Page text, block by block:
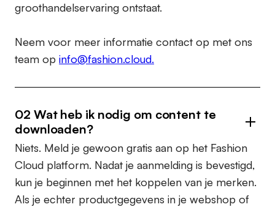
groothandelservaring ontstaat.
Neem voor meer informatie contact op met ons
team op info@fashion.cloud.
02 Wat heb ik nodig om content te
downloaden?
Niets. Meld je gewoon gratis aan op het Fashion
Cloud platform. Nadat je aanmelding is bevestigd,
kun je beginnen met het koppelen van je merken.
Als je echter productgegevens in je webshop of